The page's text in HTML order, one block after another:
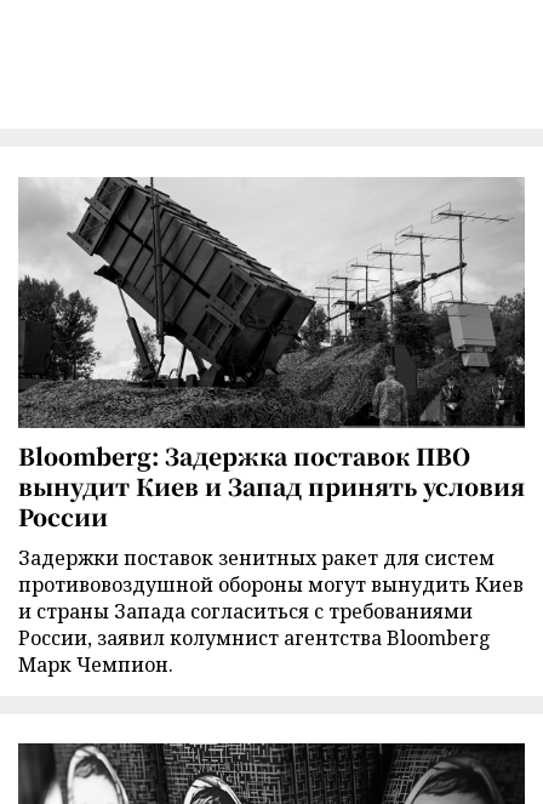
Bloomberg: Задержка поставок ПВО
вынудит Киев и Запад принять условия
России
Задержки поставок зенитных ракет для систем
противовоздушной обороны могут вынудить Киев
и страны Запада согласиться с требованиями
России, заявил колумнист агентства Bloomberg
Марк Чемпион.